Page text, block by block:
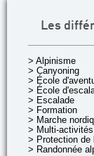
Les
> Alpinisme
> Canyoning
> École
> École
> Escalade
> Formation
> Marche
> Multi-activités
> Protection de
> Randonnée